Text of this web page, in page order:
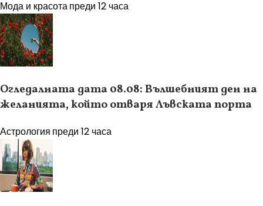
Мода и красотапреди 12 часа
Огледалната дата 08.08: Вълшебният ден на
желанията, който отваря Лъвската порта
Астрология преди 12 часа